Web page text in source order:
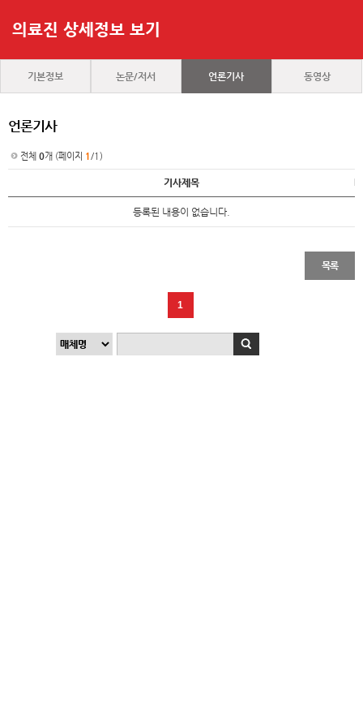
의료진 상세정보 보기
기본정보 논문/저서 언론기사 동영상
언론기사
전체 0개 (페이지 1/1)
기사제목
등록된 내용이 없습니다.
목록
1